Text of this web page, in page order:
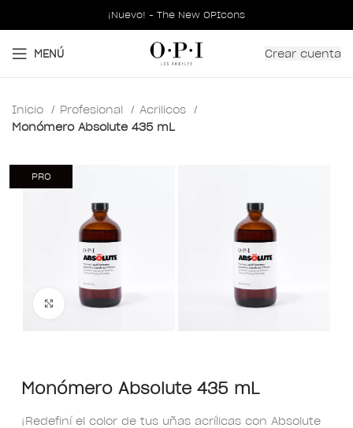
¡Nuevo! - The New OPIcons
MENÚ Crear cuenta
Inicio Profesional
Acrilicos
Monómero Absolute 435 mL
Clic para ampliar
PRO
Monómero Absolute 435 mL
¡Redefiní el color de tus uñas acrílicas con Absolute